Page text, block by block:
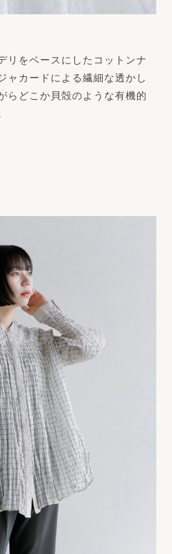
リをベースにしたコットンナ
ャカードによる繊細な透かし
らどこか貝殻のような有機的